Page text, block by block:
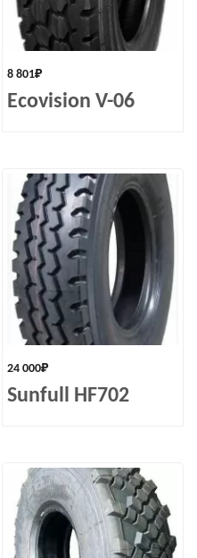
8 801₽
Ecovision V-06
24 000₽
Sunfull HF702